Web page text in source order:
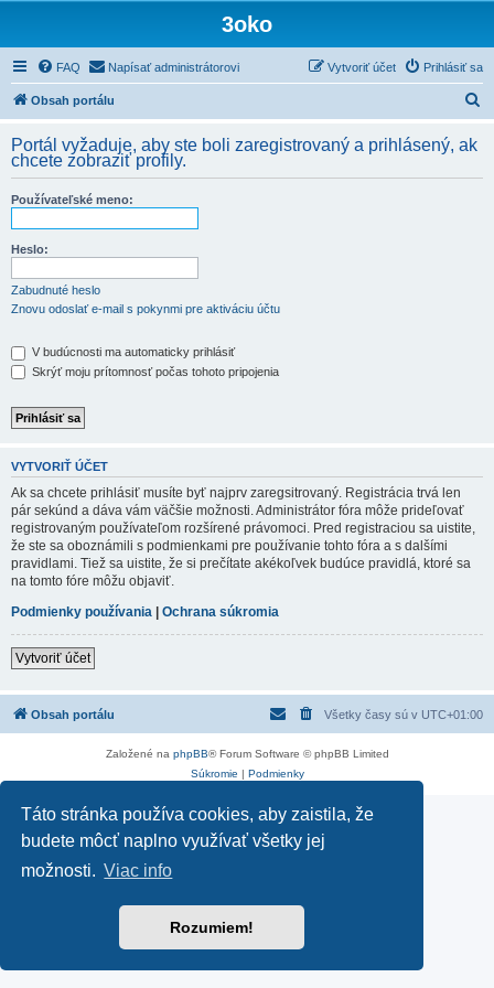
Táto stránka používa cookies, aby zaistila, že
budete môcť naplno využívať všetky jej
možnosti. Viac info
Rozumiem!
3oko
FAQ Napísať administrátorovi Prihlásiť sa
Vytvoriť účet
Obsah portálu
d
Portál vyžaduje, aby ste boli zaregistrovaný a prihlásený, ak
chcete zobraziť profily.
Používateľské meno:
Heslo:
Zabudnuté heslo
Znovu odoslať e-mail s pokynmi pre aktiváciu účtu
V budúcnosti ma automaticky prihlásiť
Skrýť moju prítomnosť počas tohoto pripojenia
VYTVORIŤ ÚČET
Ak sa chcete prihlásiť musíte byť najprv zaregsitrovaný. Registrácia trvá len
pár sekúnd a dáva vám väčšie možnosti. Administrátor fóra môže prideľovať
registrovaným používateľom rozšírené právomoci. Pred registraciou sa uistite,
že ste sa oboznámili s podmienkami pre používanie tohto fóra a s dalšími
pravidlami. Tiež sa uistite, že si prečítate akékoľvek budúce pravidlá, ktoré sa
na tomto fóre môžu objaviť.
Podmienky používania | Ochrana súkromia
Vytvoriť účet
Obsah portálu Všetky časy sú v UTC+01:00
Založené na phpBB® Forum Software © phpBB Limited
Súkromie | Podmienky